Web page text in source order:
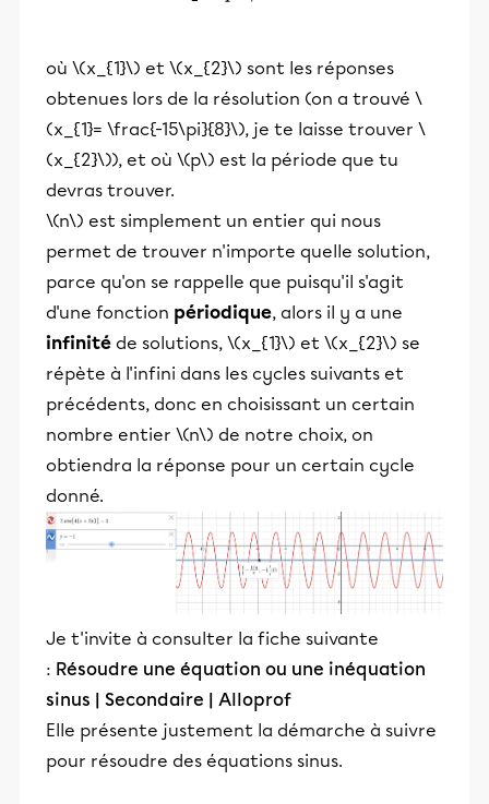
où \(x_{1}\) et \(x_{2}\) sont les réponses
obtenues lors de la résolution (on a trouvé \
(x_{1}= \frac{-15\pi}{8}\), je te laisse trouver \
(x_{2}\)), et où \(p\) est la période que tu
devras trouver.
\(n\) est simplement un entier qui nous
permet de trouver n'importe quelle solution,
parce qu'on se rappelle que puisqu'il s'agit
d'une fonction périodique, alors il y a une
infinité de solutions, \(x_{1}\) et \(x_{2}\) se
répète à l'infini dans les cycles suivants et
précédents, donc en choisissant un certain
nombre entier \(n\) de notre choix, on
obtiendra la réponse pour un certain cycle
donné.
Je t'invite à consulter la fiche suivante
: Résoudre une équation ou une inéquation
sinus | Secondaire | Alloprof
Elle présente justement la démarche à suivre
pour résoudre des équations sinus.